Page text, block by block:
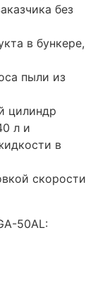
без
в бункере,
пыли из
цилиндр
л и
в
скорости
50AL: